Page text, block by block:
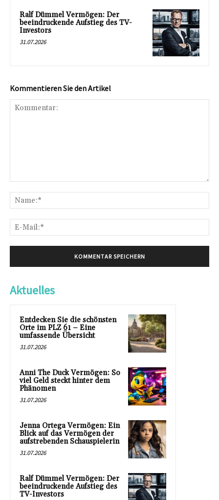
Ralf Dümmel Vermögen: Der
beeindruckende Aufstieg des TV-
Investors
31.07.2026
Kommentieren Sie den Artikel
Aktuelles
Entdecken Sie die schönsten
Orte im PLZ 61 – Eine
umfassende Übersicht
31.07.2026
Anni The Duck Vermögen: So
viel Geld steckt hinter dem
Phänomen
31.07.2026
Jenna Ortega Vermögen: Ein
Blick auf das Vermögen der
aufstrebenden Schauspielerin
31.07.2026
Ralf Dümmel Vermögen: Der
beeindruckende Aufstieg des
TV-Investors